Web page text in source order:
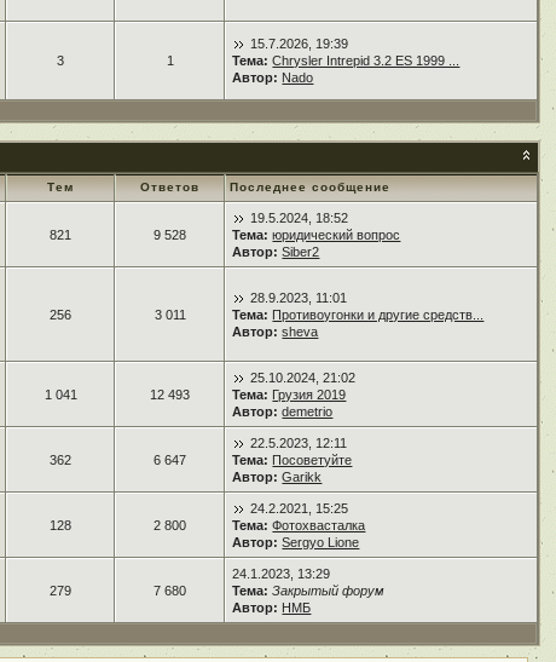
3 1
15.7.2026, 19:39
Тема: Chrysler Intrepid 3.2 ES 1999 ...
Автор: Nado
Тем Ответов Последнее сообщение
821 9 528
19.5.2024, 18:52
Тема: юридический вопрос
Автор: Siber2
256 3 011
28.9.2023, 11:01
Тема: Противоугонки и другие средств...
Автор: sheva
1 041 12 493
25.10.2024, 21:02
Тема: Грузия 2019
Автор: demetrio
362 6 647
22.5.2023, 12:11
Тема: Посоветуйте
Автор: Garikk
128 2 800
24.2.2021, 15:25
Тема: Фотохвасталка
Автор: Sergyo Lione
279 7 680
24.1.2023, 13:29
Тема: Закрытый форум
Автор: НМБ